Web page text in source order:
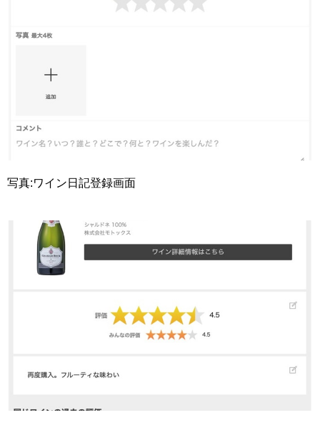
写真:ワイン日記登録画面